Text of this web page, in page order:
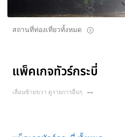
สถานที่ท่องเที่ยวทั้งหมด
แพ็คเกจทัวร์กระบี่
เลื่อนซ้ายขวา ดูรายการอื่นๆ